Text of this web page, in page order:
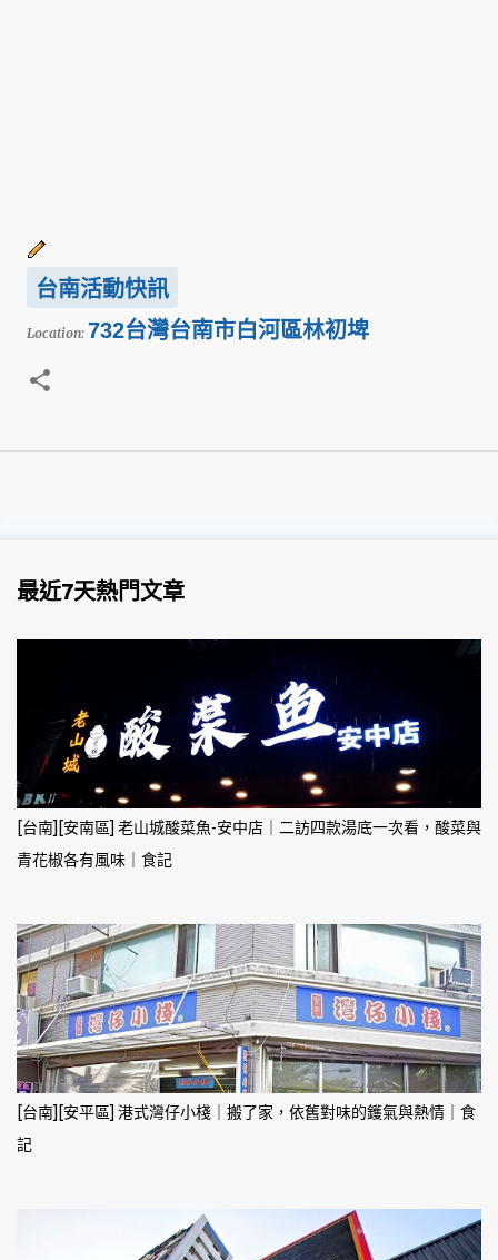
台南活動快訊
Location: 732台灣台南市白河區林初埤
最近7天熱門文章
[台南][安南區] 老山城酸菜魚-安中店｜二訪四款湯底一次看，酸菜與
青花椒各有風味｜食記
[台南][安平區] 港式灣仔小棧｜搬了家，依舊對味的鑊氣與熱情｜食
記